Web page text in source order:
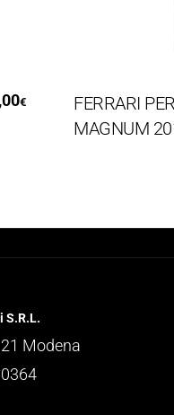
FERRARI PERLE’
MAGNUM 2017
S.R.L.
Modena